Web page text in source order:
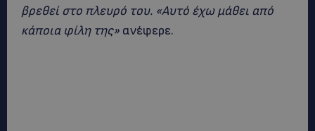
βρεθεί στο πλευρό του. «Αυτό έχω μάθει από
κάποια φίλη της» ανέφερε.